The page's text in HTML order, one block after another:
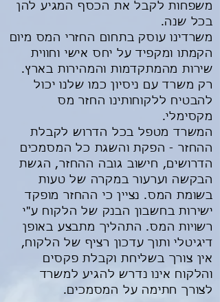
משפחות לקבל את הכסף המגיע להן
בכל שנה.
משרדינו עוסק בתחום החזרי המס מיום
הקמתו ומקפיד על יחס אישי וחווית
שירות מהמתקדמות והמהירות בארץ.
רק משרד עם ניסיון כמו שלנו יכול
להבטיח ללקוחותינו החזר מס
מקסימלי.
המשרד מטפל בכל הדרוש לקבלת
ההחזר - הפקת והשגת כל המסמכים
הדרושים, חישוב גובה ההחזר, הגשת
הבקשה וערעור במקרה של טעות
בשומת המס. נציין כי ההחזר מופקד
ישירות בחשבון הבנק של הלקוח ע"י
רשויות המס. התהליך מתבצע באופן
דיגיטלי ותוך עדכון רציף של הלקוח,
אין צורך בשליחת וקבלת פקסים
והלקוח אינו נדרש להגיע למשרד
לצורך חתימה על המסמכים.